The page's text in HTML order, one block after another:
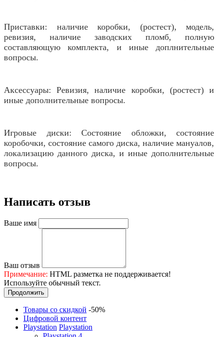
Приставки: наличие коробки, (ростест), модель,
ревизия, наличие заводских пломб, полную
составляющую комплекта, и иные доплнительные
вопросы.
Аксессуары: Ревизия, наличие коробки, (ростест) и
иные дополнительные вопросы.
Игровые диски: Состояние обложки, состояние
коробочки, состояние самого диска, наличие мануалов,
локализацию данного диска, и иные дополнительные
вопросы.
Написать отзыв
Ваше имя
Ваш отзыв
Примечание: HTML разметка не поддерживается!
Используйте обычный текст.
Продолжить
Товары со скидкой -50%
Цифровой контент
Playstation Playstation